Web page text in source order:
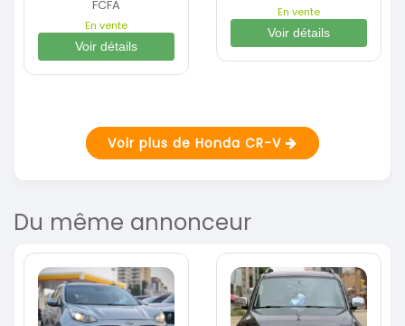
FCFA
En vente
Voir détails
En vente
Voir détails
Voir plus de Honda CR-V
Du même annonceur